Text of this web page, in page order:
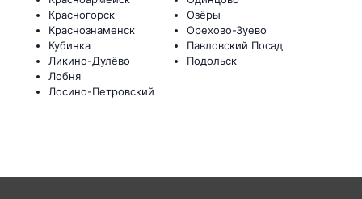
Красногорск
Краснознаменск
Кубинка
Ликино-Дулёво
Лобня
Лосино-Петровский
Озёры
Орехово-Зуево
Павловский Посад
Подольск